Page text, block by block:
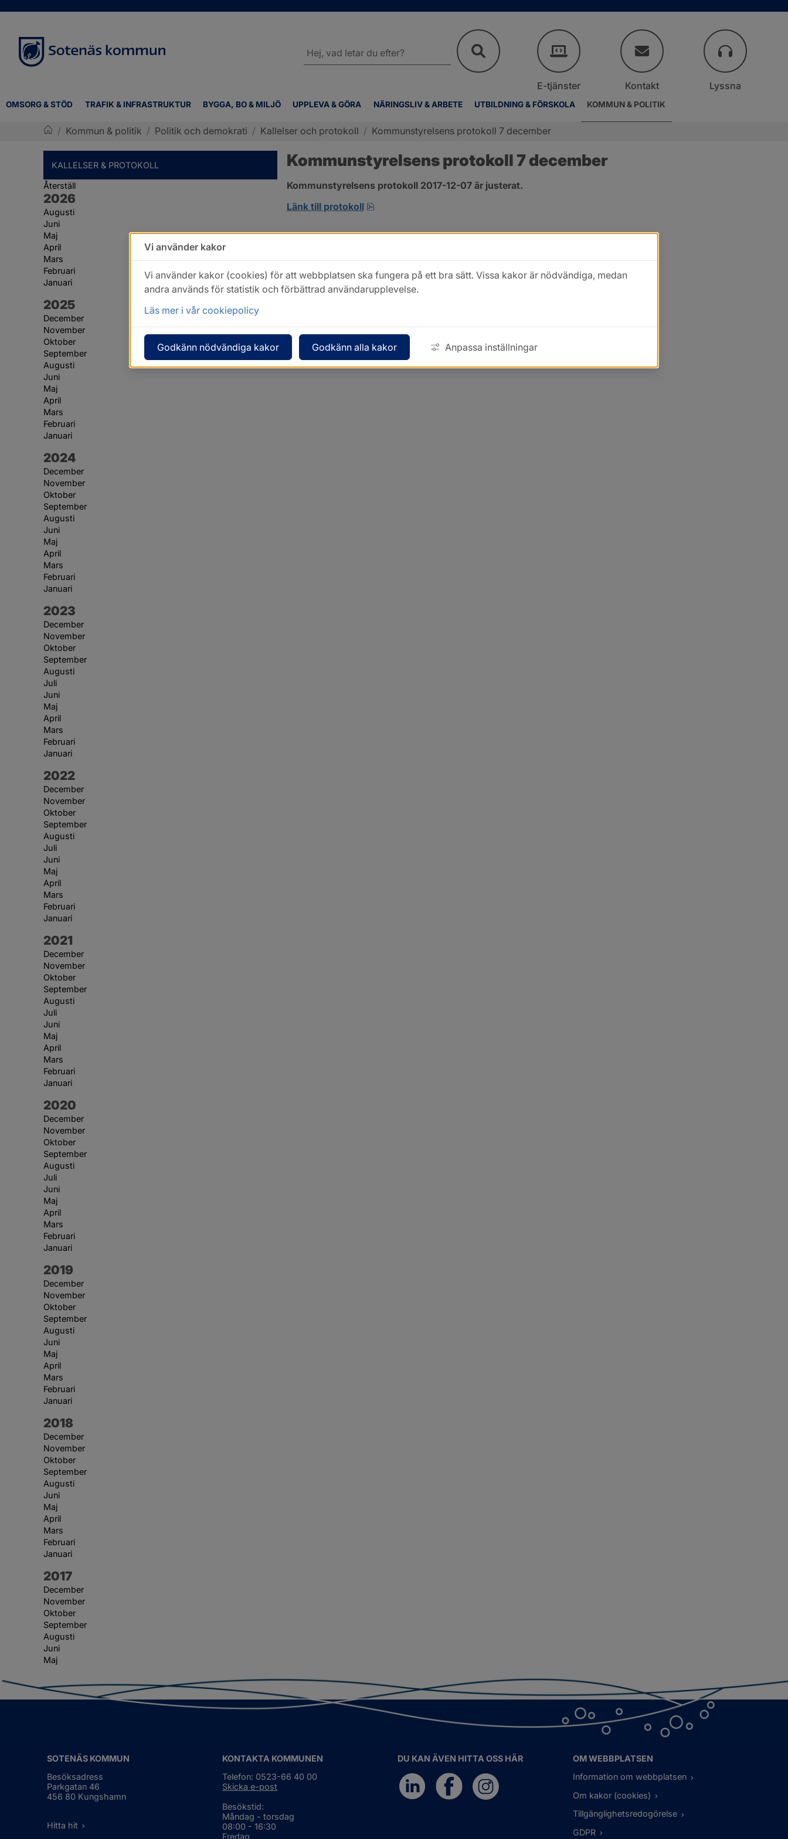
OMSORG & STÖD TRAFIK & INFRASTRUKTUR BYGGA, BO & MILJÖ UPPLEVA & GÖRA NÄRINGSLIV & ARBETE UTBILDNING & FÖRSKOLA KOMMUN & POLITIK
webbplatsen
E-tjänster Kontakt Lyssna
/ Kommun & politik / Politik och demokrati / Kallelser och protokoll / Kommunstyrelsens protokoll 7 december
KALLELSER & PROTOKOLL
Återställ
År:
2026
Augusti
Juni
Maj
April
Mars
Februari
Januari
År:
2025
December
November
Oktober
September
Augusti
Juni
Maj
April
Mars
Februari
Januari
År:
2024
December
November
Oktober
September
Augusti
Juni
Maj
April
Mars
Februari
Januari
År:
2023
December
November
Oktober
September
Augusti
Juli
Juni
Maj
April
Mars
Februari
Januari
År:
2022
December
November
Oktober
September
Augusti
Juli
Juni
Maj
April
Mars
Februari
Januari
År:
2021
December
November
Oktober
September
Augusti
Juli
Juni
Maj
April
Mars
Februari
Januari
År:
2020
December
November
Oktober
September
Augusti
Juli
Juni
Maj
April
Mars
Februari
Januari
År:
2019
December
November
Oktober
September
Augusti
Juni
Maj
April
Mars
Februari
Januari
År:
2018
December
November
Oktober
September
Augusti
Juni
Maj
April
Mars
Februari
Januari
År:
2017
December
November
Oktober
September
Augusti
Juni
Maj
Kommunstyrelsens protokoll 7 december
Kommunstyrelsens protokoll 2017-12-07 är justerat.
Länk till protokoll
pdf, 123.1 kB, öppnas i nytt fönster.
SOTENÄS KOMMUN
Besöksadress
Parkgatan 46
456 80 Kungshamn
Hitta hit
KONTAKTA KOMMUNEN
Telefon: 0523-66 40 00
Skicka e-post
Besökstid:
Måndag - torsdag
08:00 - 16:30
Fredag
DU KAN ÄVEN HITTA OSS HÄR
OM WEBBPLATSEN
Information om webbplatsen
Om kakor (cookies)
Tillgänglighetsredogörelse
GDPR
Vi använder kakor
Vi använder kakor (cookies) för att webbplatsen ska fungera på ett bra sätt. Vissa kakor är nödvändiga, medan
andra används för statistik och förbättrad användarupplevelse.
Läs mer i vår cookiepolicy
Godkänn nödvändiga kakor Godkänn alla kakor Anpassa inställningar